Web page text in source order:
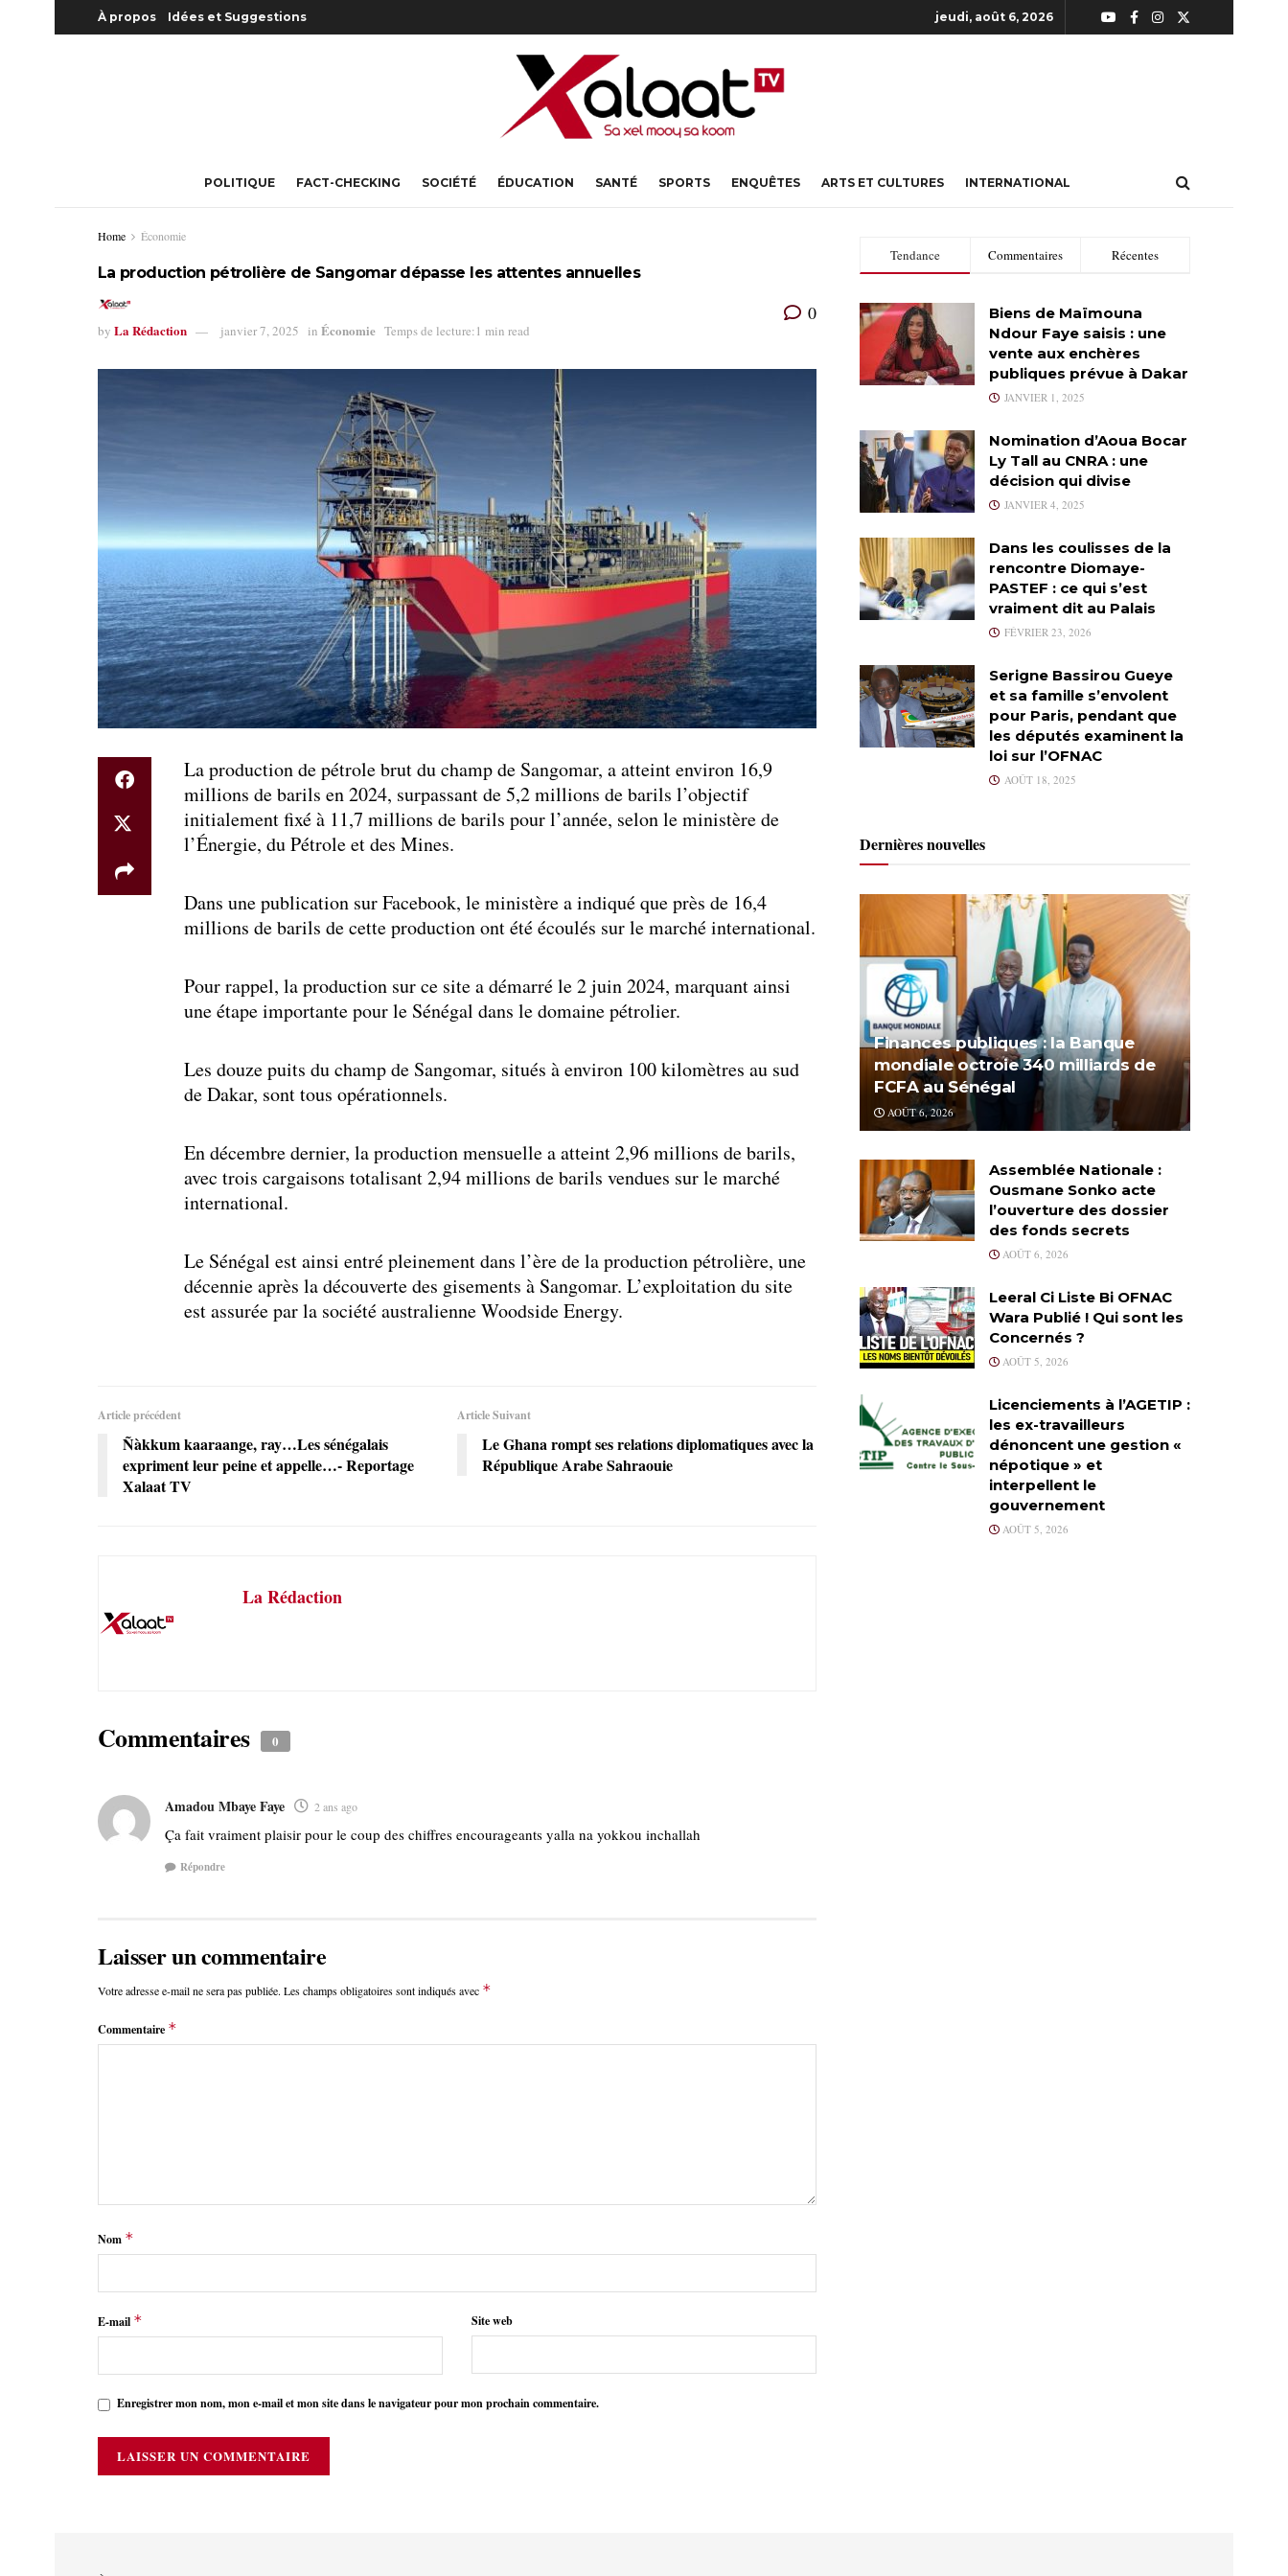
À propos Idées et Suggestions jeudi, août 6, 2026
POLITIQUE FACT-CHECKING SOCIÉTÉ ÉDUCATION SANTÉ SPORTS ENQUÊTES ARTS ET CULTURES INTERNATIONAL
Home Économie
La production pétrolière de Sangomar dépasse les attentes annuelles
by La Rédaction janvier 7, 2025 in Économie Temps de lecture:1 min read
0
La production de pétrole brut du champ de Sangomar, a atteint environ 16,9
millions de barils en 2024, surpassant de 5,2 millions de barils l’objectif
initialement fixé à 11,7 millions de barils pour l’année, selon le ministère de
l’Énergie, du Pétrole et des Mines.
Dans une publication sur Facebook, le ministère a indiqué que près de 16,4
millions de barils de cette production ont été écoulés sur le marché international.
Pour rappel, la production sur ce site a démarré le 2 juin 2024, marquant ainsi
une étape importante pour le Sénégal dans le domaine pétrolier.
Les douze puits du champ de Sangomar, situés à environ 100 kilomètres au sud
de Dakar, sont tous opérationnels.
En décembre dernier, la production mensuelle a atteint 2,96 millions de barils,
avec trois cargaisons totalisant 2,94 millions de barils vendues sur le marché
international.
Le Sénégal est ainsi entré pleinement dans l’ère de la production pétrolière, une
décennie après la découverte des gisements à Sangomar. L’exploitation du site
est assurée par la société australienne Woodside Energy.
Article précédent
Ñàkkum kaaraange, ray…Les sénégalais
expriment leur peine et appelle…- Reportage
Xalaat TV
Article Suivant
Le Ghana rompt ses relations diplomatiques avec la
République Arabe Sahraouie
La Rédaction
Commentaires 0
Amadou Mbaye Faye 2 ans ago
Ça fait vraiment plaisir pour le coup des chiffres encourageants yalla na yokkou inchallah
Répondre
Laisser un commentaire
Votre adresse e-mail ne sera pas publiée. Les champs obligatoires sont indiqués avec *
Commentaire *
Nom *
E-mail * Site web
Enregistrer mon nom, mon e-mail et mon site dans le navigateur pour mon prochain commentaire.
Tendance Commentaires Récentes
Biens de Maïmouna
Ndour Faye saisis : une
vente aux enchères
publiques prévue à Dakar
JANVIER 1, 2025
Nomination d’Aoua Bocar
Ly Tall au CNRA : une
décision qui divise
JANVIER 4, 2025
Dans les coulisses de la
rencontre Diomaye-
PASTEF : ce qui s’est
vraiment dit au Palais
FÉVRIER 23, 2026
Serigne Bassirou Gueye
et sa famille s’envolent
pour Paris, pendant que
les députés examinent la
loi sur l’OFNAC
AOÛT 18, 2025
Dernières nouvelles
Finances publiques : la Banque
mondiale octroie 340 milliards de
FCFA au Sénégal
AOÛT 6, 2026
Assemblée Nationale :
Ousmane Sonko acte
l’ouverture des dossier
des fonds secrets
AOÛT 6, 2026
Leeral Ci Liste Bi OFNAC
Wara Publié ! Qui sont les
Concernés ?
AOÛT 5, 2026
Licenciements à l’AGETIP :
les ex-travailleurs
dénoncent une gestion «
népotique » et
interpellent le
gouvernement
AOÛT 5, 2026